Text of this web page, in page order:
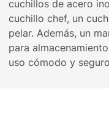
cuchillos de acero
cuchillo chef, un
pelar. Además, un
para
uso cómodo y